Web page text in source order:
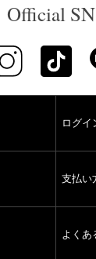
Official
ログイ
支払い
よくあ